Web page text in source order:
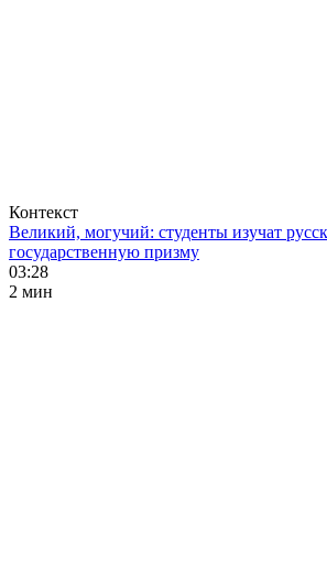
Контекст
Великий, могучий: студенты изучат
государственную призму
03:28
2 мин